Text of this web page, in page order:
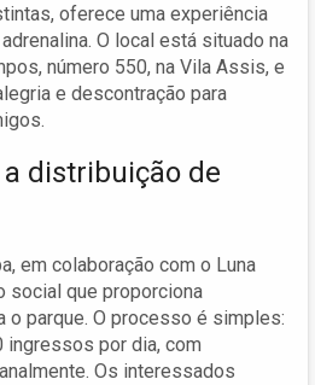
oferece uma experiência
O local está situado na
número 550, na Vila Assis, e
e descontração para
distribuição de
em colaboração com o Luna
social que proporciona
o parque. O processo é simples:
por dia, com
Os interessados